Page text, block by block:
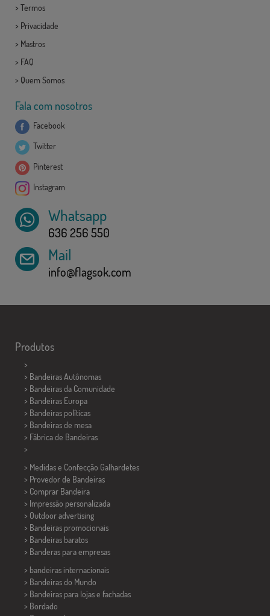
> Termos
> Privacidade
> Mastros
> FAQ
> Quem Somos
Fala com nosotros
Facebook
Twitter
Pinterest
Instagram
Whatsapp
636 256 550
Mail
info@flagsok.com
Produtos
>
> Bandeiras Autônomas
> Bandeiras da Comunidade
> Bandeiras Europa
> Bandeiras políticas
> Bandeiras de mesa
> Fábrica de Bandeiras
>
> Medidas e Confecção Galhardetes
> Provedor de Bandeiras
> Comprar Bandeira
> Impressão personalizada
> Outdoor advertising
> Bandeiras promocionais
> Bandeiras baratos
> Banderas para empresas
> bandeiras internacionais
> Bandeiras do Mundo
> Bandeiras para lojas e fachadas
> Bordado